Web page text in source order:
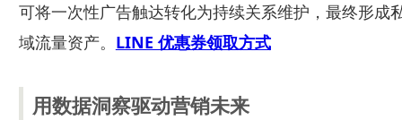
可将一次性广告触达转化为持续关系维护，最终形成
域流量资产。 LINE 优惠券领取方式
用数据洞察驱动营销未来